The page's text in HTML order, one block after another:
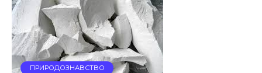
ПРИРОДОЗНАВСТВО